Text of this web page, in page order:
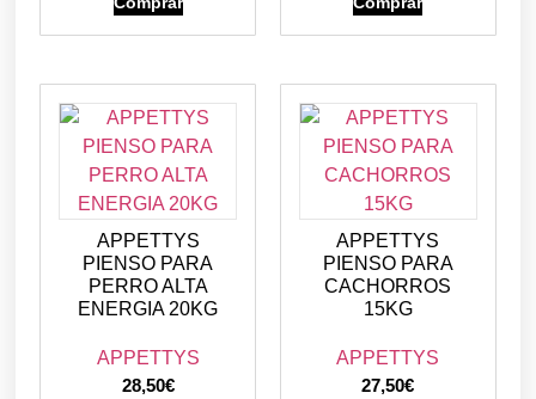
APPETTYS
PIENSO PARA
PERRO ALTA
ENERGIA 20KG
APPETTYS
28,50€
APPETTYS
PIENSO PARA
CACHORROS
15KG
APPETTYS
27,50€